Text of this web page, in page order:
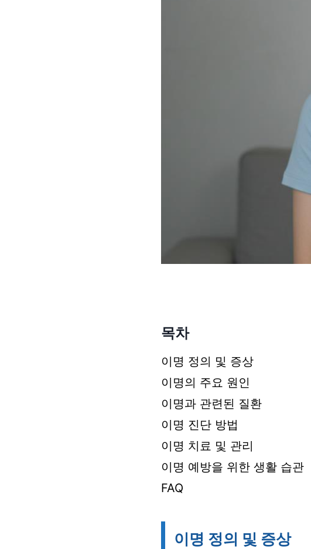
목차
이명 정의 및 증상
이명의 주요 원인
이명과 관련된 질환
이명 진단 방법
이명 치료 및 관리
이명 예방을 위한 생활 습관
FAQ
이명 정의 및 증상